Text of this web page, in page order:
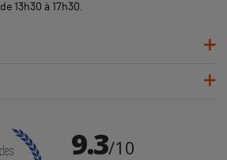
13h30 à 17h30.